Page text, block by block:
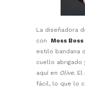
La diseñadora
con Moss Boss
estilo bandana
cuello abrigado
aquí en Olive. El
fácil, lo que lo